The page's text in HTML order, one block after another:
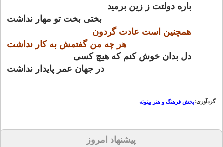
باره دولتت ز زین برمید
بختی بخت تو مهار نداشت
همچنین است عادت گردون
هر چه من گفتمش به کار نداشت
دل بدان خوش کنم که هیچ کسی
در جهان عمر پایدار نداشت
گردآوری:بخش فرهنگ و هنر بیتوته
پیشنهاد امروز